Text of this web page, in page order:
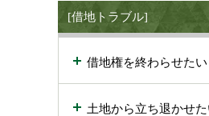
[借地トラブル]
借地権を終わらせたい
土地から立ち退かせた